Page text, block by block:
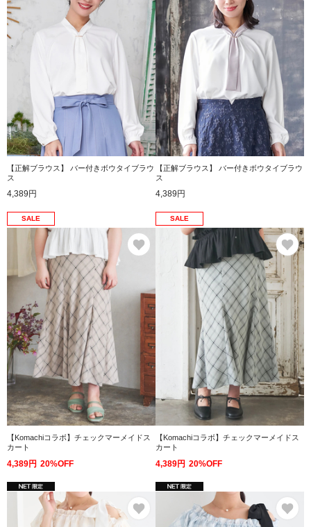
【正解ブラウス】 バー付きボウタイブラウ
ス
4,389円
【正解ブラウス】 バー付きボウタイブラウ
ス
4,389円
SALE
お気に入り
【Komachiコラボ】チェックマーメイドス
カート
4,389円 20%OFF
SALE
お
【Komachiコラボ】チェックマーメイドス
カート
4,389円 20%OFF